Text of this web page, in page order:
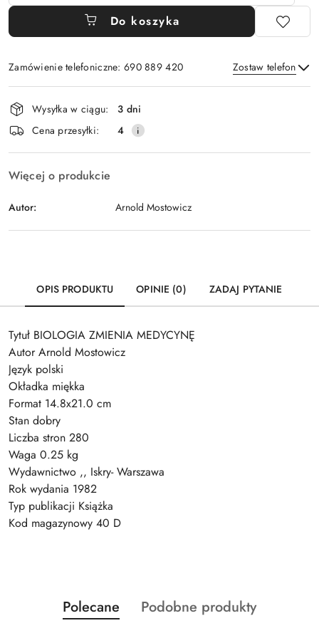
Do koszyka
Zamówienie telefoniczne: 690 889 420 Zostaw telefon
Wyślij
Dostępność
i
dostawa
Wysyłka w ciągu:
3 dni
Cena przesyłki:
4
Więcej o produkcie
Autor: Arnold Mostowicz
OPIS PRODUKTU OPINIE (0) ZADAJ PYTANIE
Tytuł BIOLOGIA ZMIENIA MEDYCYNĘ
Autor Arnold Mostowicz
Język polski
Okładka miękka
Format 14.8x21.0 cm
Stan dobry
Liczba stron 280
Waga 0.25 kg
Wydawnictwo ,, Iskry- Warszawa
Rok wydania 1982
Typ publikacji Książka
Kod magazynowy 40 D
Pomiń karuzelę produktów
Produkty
o
Polecane
Produkty
Podobne produkty